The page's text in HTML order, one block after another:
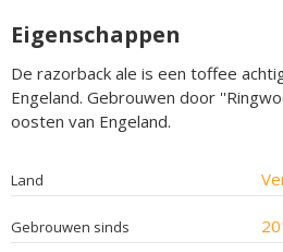
Eigenschappen
De razorback ale is een toffee
Engeland. Gebrouwen door
oosten van Engeland.
Land
Gebrouwen sinds